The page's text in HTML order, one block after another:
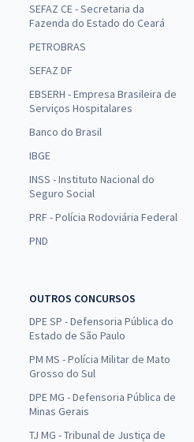
SEFAZ CE - Secretaria da
Fazenda do Estado do Ceará
PETROBRAS
SEFAZ DF
EBSERH - Empresa Brasileira de
Serviços Hospitalares
Banco do Brasil
IBGE
INSS - Instituto Nacional do
Seguro Social
PRF - Polícia Rodoviária Federal
PND
OUTROS CONCURSOS
DPE SP - Defensoria Pública do
Estado de São Paulo
PM MS - Polícia Militar de Mato
Grosso do Sul
DPE MG - Defensoria Pública de
Minas Gerais
TJ MG - Tribunal de Justiça de